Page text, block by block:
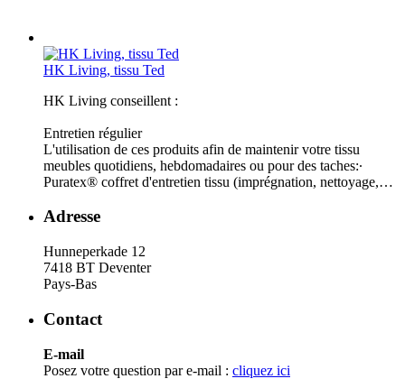
HK Living, tissu Ted
HK Living conseillent :
Entretien régulier
L'utilisation de ces produits afin de maintenir votre tissu
meubles quotidiens, hebdomadaires ou pour des taches:∙
Puratex® coffret d'entretien tissu (imprégnation, nettoyage,…
Adresse
Hunneperkade 12
7418 BT Deventer
Pays-Bas
Contact
E-mail
Posez votre question par e-mail : cliquez ici